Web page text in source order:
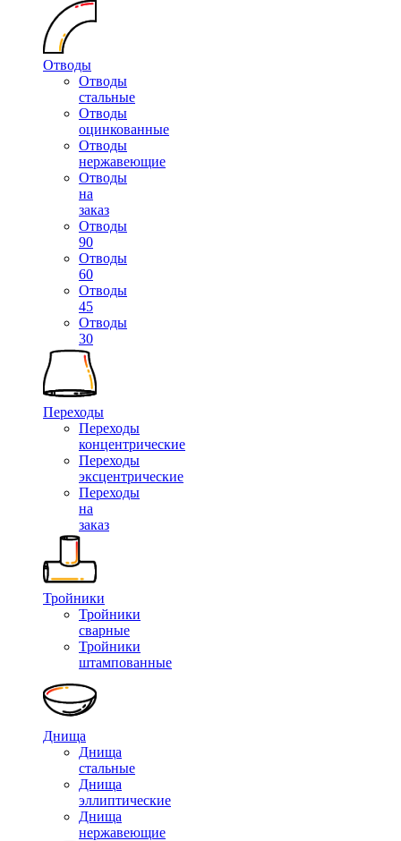
Отводы
Отводы
стальные
Отводы
оцинкованные
Отводы
нержавеющие
Отводы
на
заказ
Отводы
90
Отводы
60
Отводы
45
Отводы
30
Переходы
Переходы
концентрические
Переходы
эксцентрические
Переходы
на
заказ
Тройники
Тройники
сварные
Тройники
штампованные
Днища
Днища
стальные
Днища
эллиптические
Днища
нержавеющие